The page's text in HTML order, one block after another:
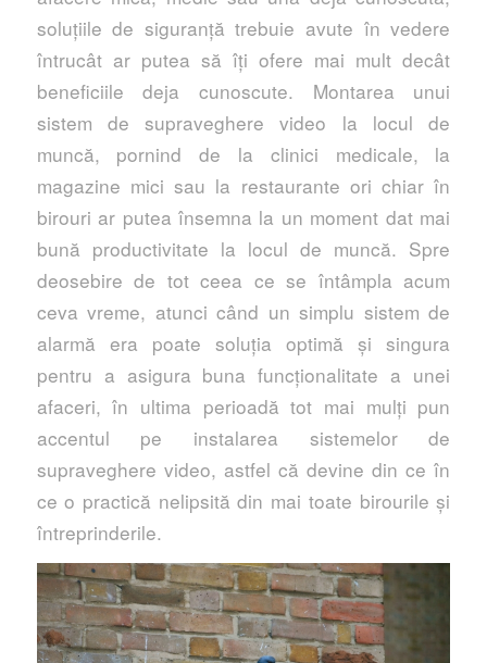
soluțiile de siguranță trebuie avute în vedere
întrucât ar putea să îți ofere mai mult decât
beneficiile deja cunoscute. Montarea unui
sistem de supraveghere video la locul de
muncă, pornind de la clinici medicale, la
magazine mici sau la restaurante ori chiar în
birouri ar putea însemna la un moment dat mai
bună productivitate la locul de muncă. Spre
deosebire de tot ceea ce se întâmpla acum
ceva vreme, atunci când un simplu sistem de
alarmă era poate soluția optimă și singura
pentru a asigura buna funcționalitate a unei
afaceri, în ultima perioadă tot mai mulți pun
accentul pe instalarea sistemelor de
supraveghere video, astfel că devine din ce în
ce o practică nelipsită din mai toate birourile și
întreprinderile.